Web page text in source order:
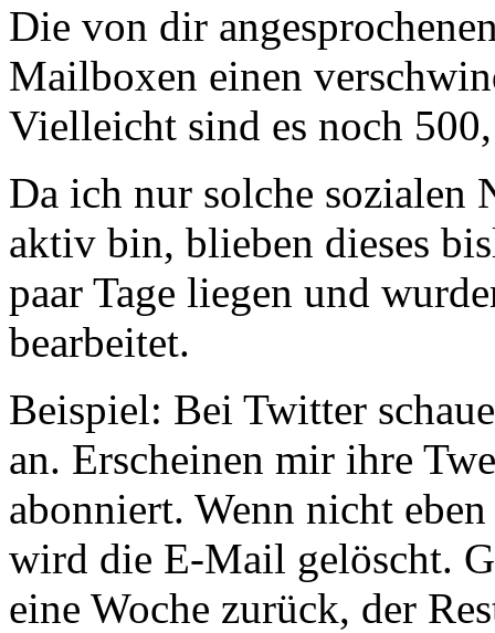
Die von dir
Mailboxen einen
Vielleicht sind es noch
Da ich nur solche sozialen
aktiv bin, blieben dieses
paar Tage liegen und
bearbeitet.
Beispiel: Bei Twitter
an. Erscheinen mir ihre
abonniert. Wenn nicht
wird die E-Mail gelöscht.
eine Woche zurück, der